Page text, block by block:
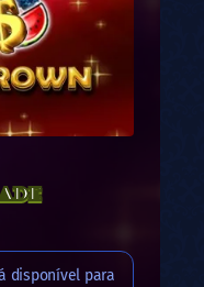
disponível para